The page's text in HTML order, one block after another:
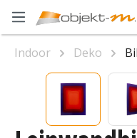
Zum Hauptinhalt
Indoor Deko
Bildergalerie